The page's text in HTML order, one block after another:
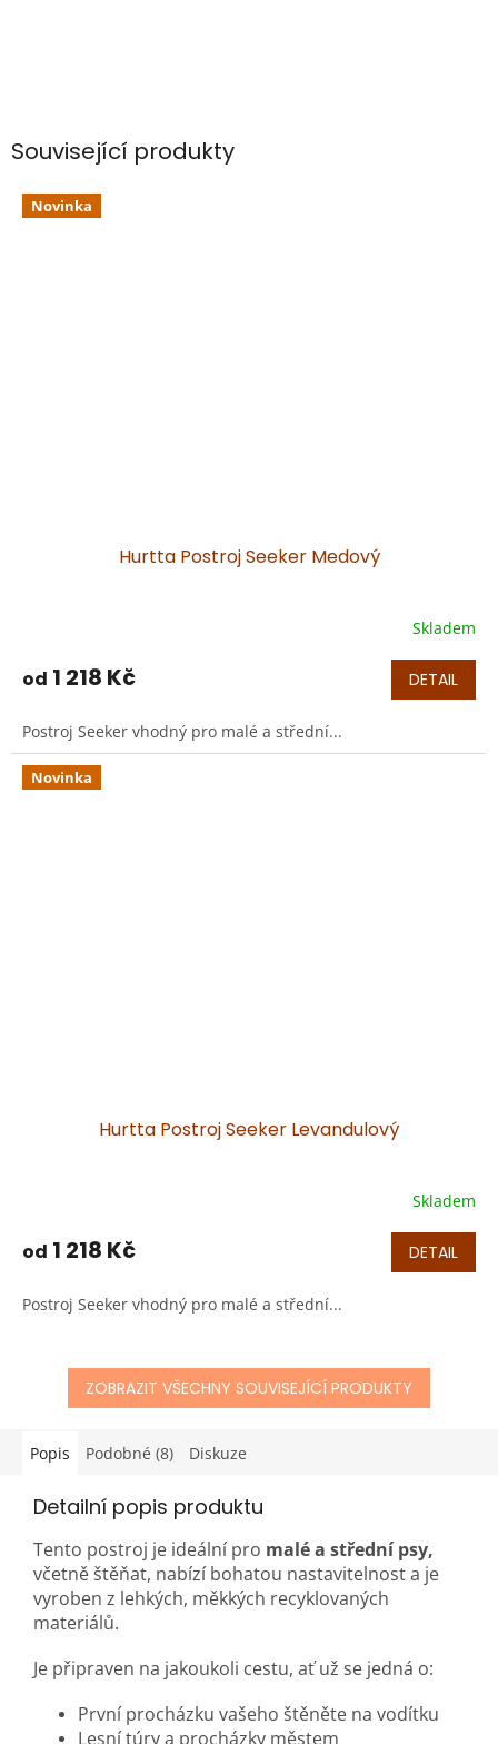
Související produkty
Novinka
Hurtta Postroj Seeker Medový
Skladem
od 1 218 Kč DETAIL
Postroj Seeker vhodný pro malé a střední...
Novinka
Hurtta Postroj Seeker Levandulový
Skladem
od 1 218 Kč DETAIL
Postroj Seeker vhodný pro malé a střední...
ZOBRAZIT VŠECHNY SOUVISEJÍCÍ PRODUKTY
Popis Podobné (8) Diskuze
Detailní popis produktu
Tento postroj je ideální pro malé a střední psy,
včetně štěňat, nabízí bohatou nastavitelnost a je
vyroben z lehkých, měkkých recyklovaných
materiálů.
Je připraven na jakoukoli cestu, ať už se jedná o:
První procházku vašeho štěněte na vodítku
Lesní túry a procházky městem